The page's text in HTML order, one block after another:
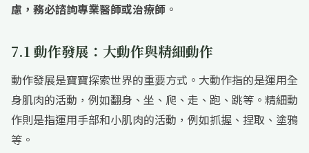
慮，務必諮詢專業醫師或治療師 。
7.1 動作發展：大動作與精細動作
動作發展是寶寶探索世界的重要方式。大動作指的是運用全
身肌肉的活動，例如翻身、坐、爬、走、跑、跳等。精細動
作則是指運用手部和小肌肉的活動，例如抓握、捏取、塗鴉
等。